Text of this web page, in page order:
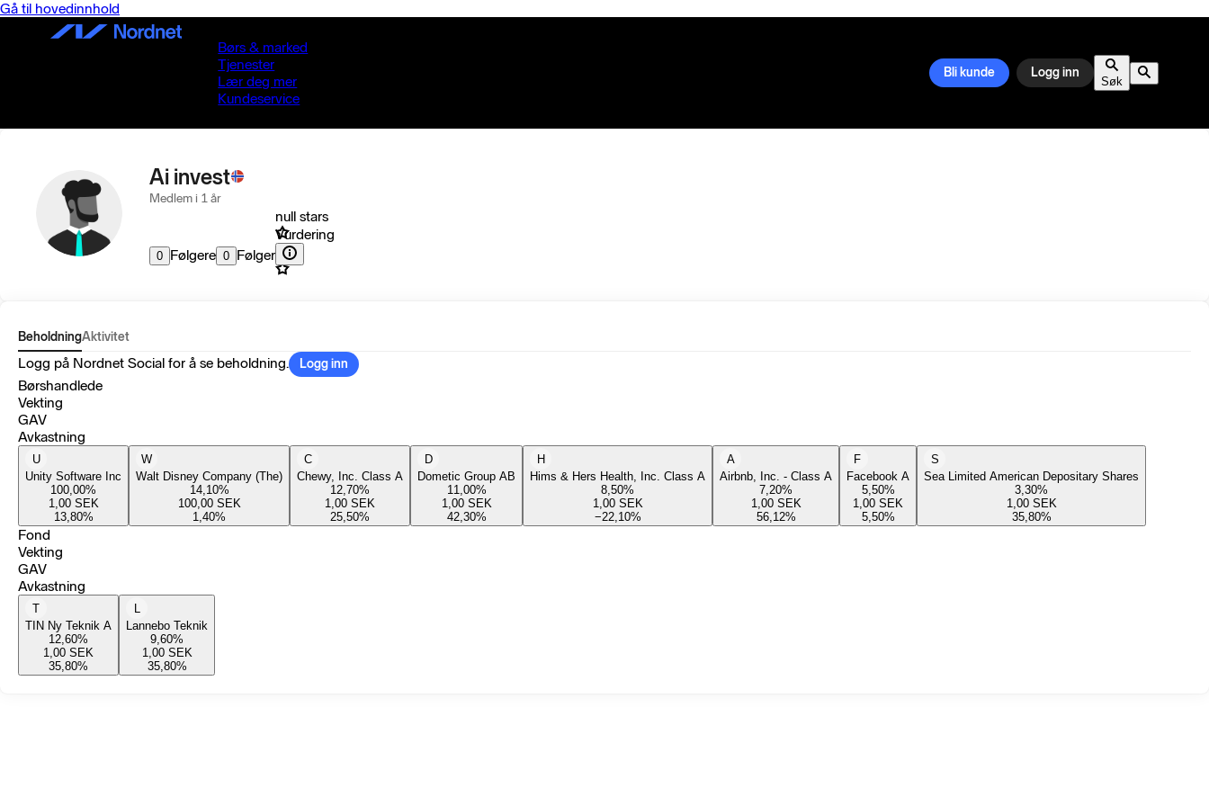
Gå til hovedinnhold
Børs & marked
Tjenester
Lær deg mer
Kundeservice
Bli kunde Logg inn
Søk
Ai invest
Medlem i 1 år
0 Følgere 0 Følger
null stars
Vurdering
BeholdningAktivitet
Logg på Nordnet Social for å se beholdning. Logg inn
Børshandlede
Vekting
GAV
Avkastning
U
Unity Software Inc
100,00%
1,00 SEK
13,80%
W
Walt Disney Company (The)
14,10%
100,00 SEK
1,40%
C
Chewy, Inc. Class A
12,70%
1,00 SEK
25,50%
D
Dometic Group AB
11,00%
1,00 SEK
42,30%
H
Hims & Hers Health, Inc. Class A
8,50%
1,00 SEK
−22,10%
A
Airbnb, Inc. - Class A
7,20%
1,00 SEK
56,12%
F
Facebook A
5,50%
1,00 SEK
5,50%
S
Sea Limited American Depositary Shares
3,30%
1,00 SEK
35,80%
Fond
Vekting
GAV
Avkastning
T
TIN Ny Teknik A
12,60%
1,00 SEK
35,80%
L
Lannebo Teknik
9,60%
1,00 SEK
35,80%